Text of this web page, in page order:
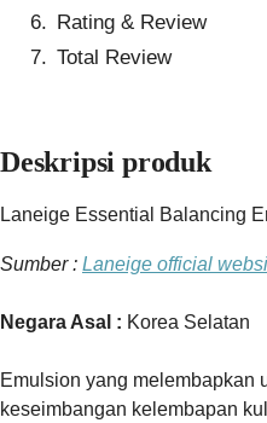
Rating & Review
Total Review
Deskripsi produk
Laneige Essential Balancing
Sumber : Laneige official
Negara Asal : Korea Selatan
Emulsion yang melembapkan
keseimbangan kelembapan